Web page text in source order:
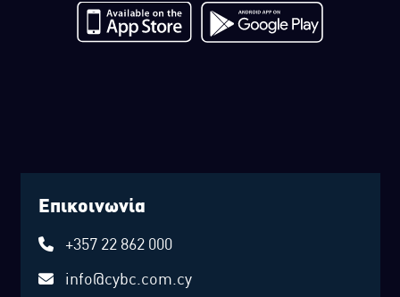
Επικοινωνία
+357 22 862 000
info@cybc.com.cy